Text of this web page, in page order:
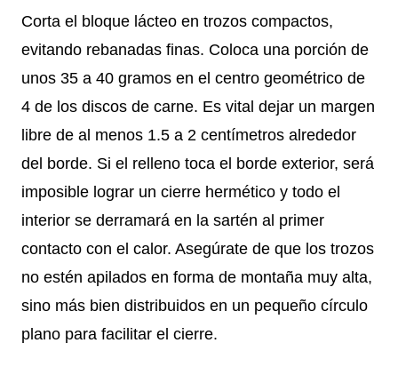
Corta el bloque lácteo en trozos compactos,
evitando rebanadas finas. Coloca una porción de
unos 35 a 40 gramos en el centro geométrico de
4 de los discos de carne. Es vital dejar un margen
libre de al menos 1.5 a 2 centímetros alrededor
del borde. Si el relleno toca el borde exterior, será
imposible lograr un cierre hermético y todo el
interior se derramará en la sartén al primer
contacto con el calor. Asegúrate de que los trozos
no estén apilados en forma de montaña muy alta,
sino más bien distribuidos en un pequeño círculo
plano para facilitar el cierre.